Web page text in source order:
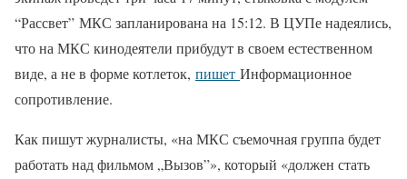
“Рассвет” МКС запланирована на 15:12. В ЦУПе надеялись,
что на МКС кинодеятели прибудут в своем естественном
виде, а не в форме котлеток, пишет Информационное
сопротивление.
Как пишут журналисты, «на МКС съемочная группа будет
работать над фильмом „Вызов”», который «должен стать